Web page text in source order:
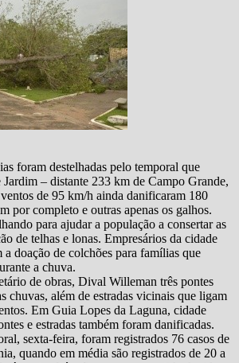
foram destelhadas pelo temporal que
– distante 233 km de Campo Grande,
de 95 km/h ainda danificaram 180
por completo e outras apenas os galhos.
para ajudar a população a consertar as
de telhas e lonas. Empresários da cidade
a doação de colchões para famílias que
a chuva.
de obras, Dival Willeman três pontes
chuvas, além de estradas vicinais que ligam
Em Guia Lopes da Laguna, cidade
e estradas também foram danificadas.
sexta-feira, foram registrados 76 casos de
quando em média são registrados de 20 a